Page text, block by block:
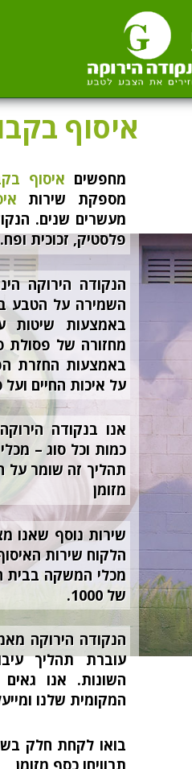
איסוף
מחפשים איסוף
מספקת שירות
מעשרים שנים.
פלסטיק, זכוכית ופח.
הנקודה הירוקה
השמירה על הטבע
באמצעות שיטות
מחזורה של פסולת
באמצעות החזרת
על איכות החיים
אנו בנקודה
כמות וכל סוג –
תהליך זה שומר על
מזומן
שירות נוסף שאנו
הלקוח שירות
מכלי המשקה בבית
של 1000.
הנקודה הירוקה
עוברת תהליך
השונות. אנו
המקומית שלנו
בואו לקחת חלק
תרוויחו כסף מזומן